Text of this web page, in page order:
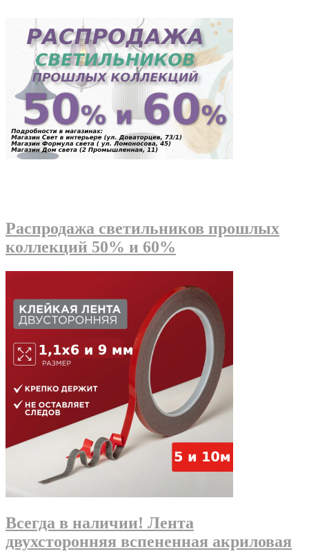
Распродажа светильников прошлых
коллекций 50% и 60%
Всегда в наличии! Лента
двухсторонняя вспененная акриловая